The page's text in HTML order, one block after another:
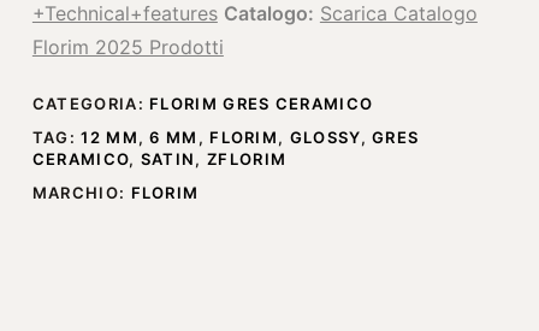
+Technical+features Catalogo: Scarica Catalogo
Florim 2025 Prodotti
CATEGORIA: FLORIM GRES CERAMICO
TAG:12 MM,6 MM , FLORIM, GLOSSY,GRES
CERAMICO, SATIN, ZFLORIM
MARCHIO: FLORIM